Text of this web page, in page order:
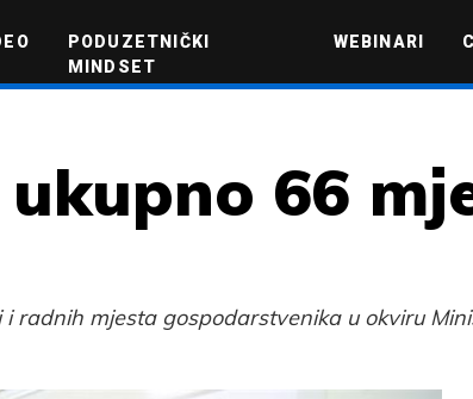
PODUZETNIČKI
MINDSET
WEBINARI
66
radnih mjesta gospodarstvenika u okviru